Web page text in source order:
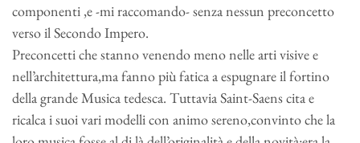
componenti ,e -mi raccomando- senza nessun preconcetto
verso il Secondo Impero.
Preconcetti che stanno venendo meno nelle arti visive e
nell’architettura,ma fanno più fatica a espugnare il fortino
della grande Musica tedesca. Tuttavia Saint-Saens cita e
ricalca i suoi vari modelli con animo sereno,convinto che la